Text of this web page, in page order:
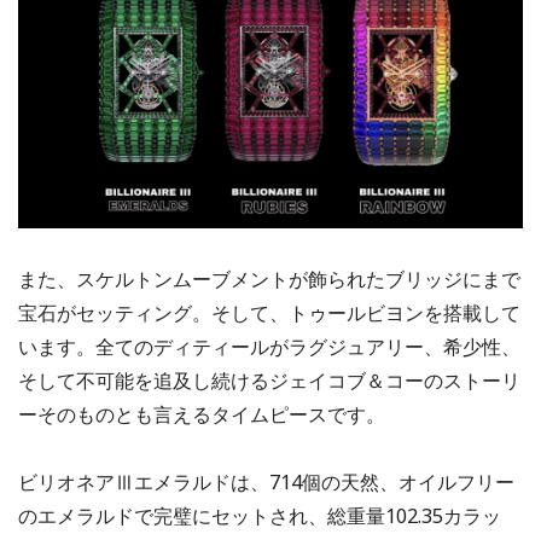
また、スケルトンムーブメントが飾られたブリッジにまで
宝石がセッティング。そして、トゥールビヨンを搭載して
います。全てのディティールがラグジュアリー、希少性、
そして不可能を追及し続けるジェイコブ＆コーのストーリ
ーそのものとも言えるタイムピースです。
ビリオネアⅢエメラルドは、714個の天然、オイルフリー
のエメラルドで完璧にセットされ、総重量102.35カラッ